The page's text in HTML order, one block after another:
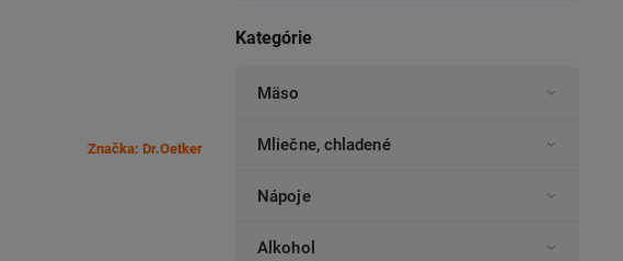
Kategórie
Mäso
Mliečne, chladené
Nápoje
Alkohol
Značka: Dr.Oetker